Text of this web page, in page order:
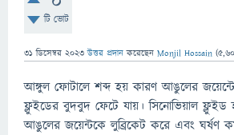
টি ভোট
31 ডিসেম্বর 2023 উত্তর প্রদান করেছেন Monjil Hossain (
আঙ্গুল ফোটালে শব্দ হয় কারণ আঙুলের জয়েন্টে
ফ্লুইডের বুদবুদ ফেটে যায়। সিনোভিয়াল
আঙুলের জয়েন্টকে লুব্রিকেট করে এবং ঘর্ষণ